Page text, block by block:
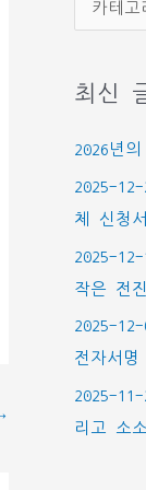
테
리
최신
2026년
2025-
체 신청
2025-
작은 전진
2025-
전자서
2025-
리고 소